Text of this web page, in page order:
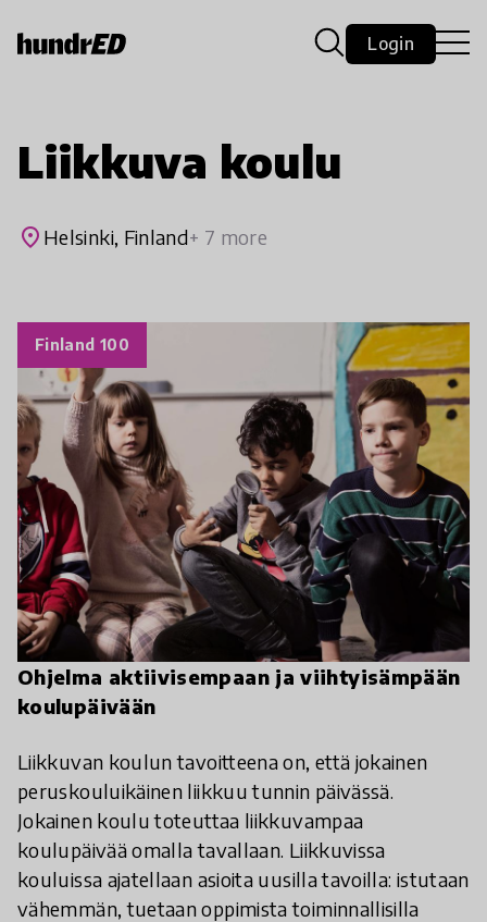
Login
Liikkuva koulu
place Helsinki, Finland+ 7 more
Ohjelma aktiivisempaan ja viihtyisämpään
koulupäivään
Liikkuvan koulun tavoitteena on, että jokainen
peruskouluikäinen liikkuu tunnin päivässä.
Jokainen koulu toteuttaa liikkuvampaa
koulupäivää omalla tavallaan. Liikkuvissa
kouluissa ajatellaan asioita uusilla tavoilla: istutaan
vähemmän, tuetaan oppimista toiminnallisilla
Finland 100